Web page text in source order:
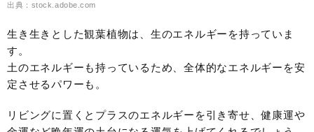
出典：stock.adobe.com
生き生きとした観葉植物は、生のエネルギーを持っていま
す。
土のエネルギーも持っているため、全体的なエネルギーを安
定させるパワーも。
リビングに置くとプラスのエネルギーを引き寄せ、健康運や